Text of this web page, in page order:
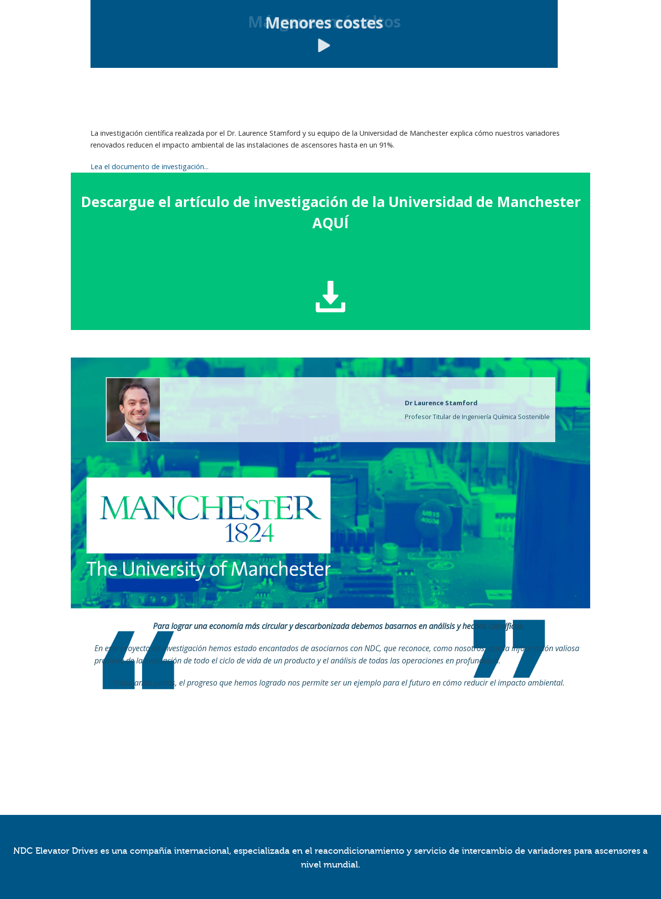
Márgenes más altos
Descargue el artículo de investigación de la Universidad de Manchester
AQUÍ
La investigación científica realizada por el Dr. Laurence Stamford y su equipo de la Universidad de Manchester explica cómo nuestros variadores
renovados reducen el impacto ambiental de las instalaciones de ascensores hasta en un 91%.
Lea el documento de investigación...
Dr Laurence Stamford
Profesor Titular de Ingeniería Química Sostenible
Para lograr una economía más circular y descarbonizada debemos basarnos en análisis y hechos científicos.
En este proyecto de investigación hemos estado encantados de asociarnos con NDC, que reconoce, como nosotros, que la información valiosa
proviene de la evaluación de todo el ciclo de vida de un producto y el análisis de todas las operaciones en profundidad.
Trabajando juntos, el progreso que hemos logrado nos permite ser un ejemplo para el futuro en cómo reducir el impacto ambiental.
NDC Elevator Drives es una compañía internacional, especializada en el reacondicionamiento y servicio de intercambio de variadores para ascensores a
nivel mundial.